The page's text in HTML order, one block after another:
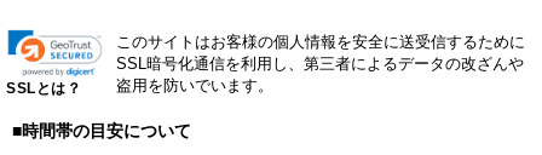
SSLとは？
このサイトはお客様の個人情報を安全に送受信するために
SSL暗号化通信を利用し、第三者によるデータの改ざんや
盗用を防いでいます。
■時間帯の目安について